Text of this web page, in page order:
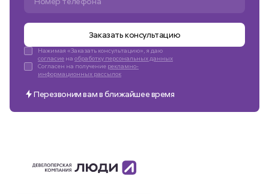
Заказать консультацию
Нажимая «Заказать консультацию», я даю
согласие на обработку персональных данных
Согласен на получение рекламно-
информационных рассылок
Перезвоним вам в ближайшее время